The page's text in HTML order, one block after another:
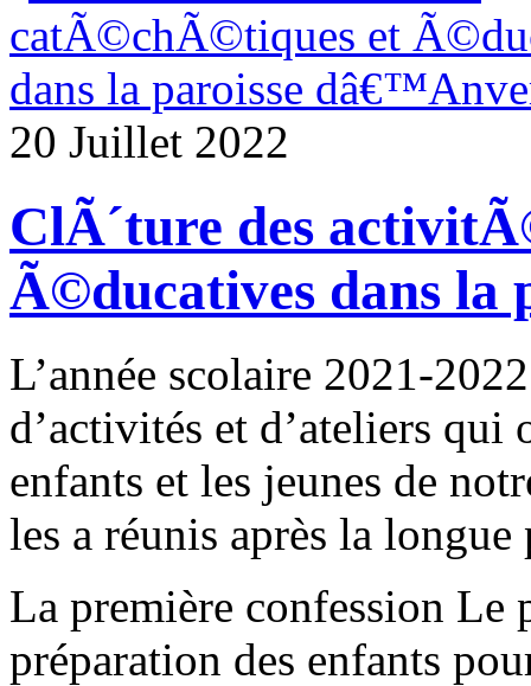
20 Juillet 2022
ClÃ´ture des
Ã©ducatives dans la
L’année scolaire 2021-
d’activités et d’ateliers
enfants et les jeunes de
les a réunis après la longue
La première confession Le
préparation des enfants